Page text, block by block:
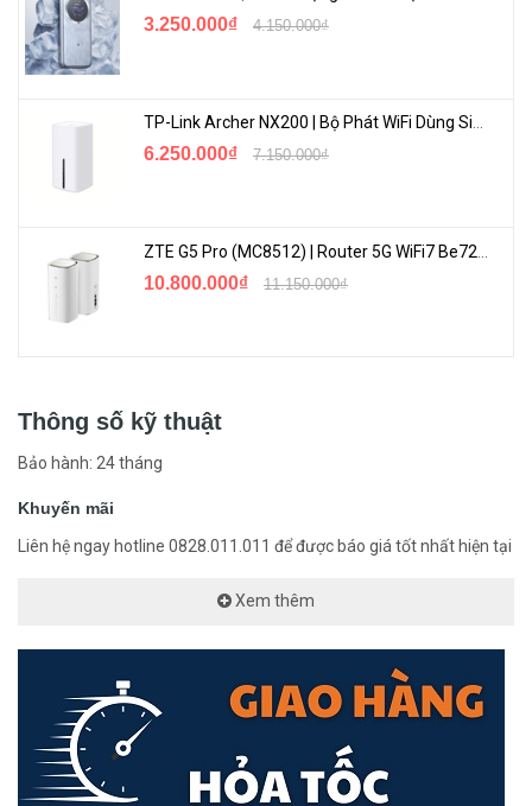
3.250.000₫ 4.150.000₫
6.250.000₫ 7.150.000₫
10.800.000₫ 11.150.000₫
Thông số kỹ thuật
Bảo hành: 24 tháng
Khuyến mãi
Liên hệ ngay hotline 0828.011.011 để được báo giá tốt nhất hiện tại
Xem thêm